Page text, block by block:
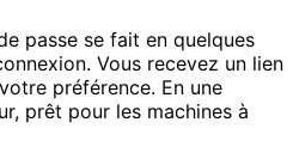
passe se fait en quelques
Vous recevez un lien
préférence. En une
prêt pour les machines à